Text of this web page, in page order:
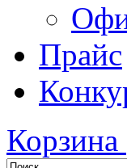
Прайс
Корзина